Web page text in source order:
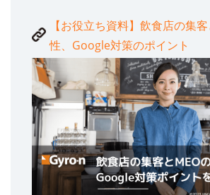
【お役立ち資料】飲食店の集
性、Google対策のポイント